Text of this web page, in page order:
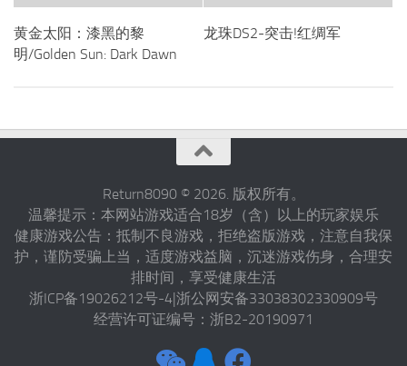
黄金太阳：漆黑的黎
明/Golden Sun: Dark Dawn
龙珠DS2-突击!红绸军
Return8090 © 2026. 版权所有。
温馨提示：本网站游戏适合18岁（含）以上的玩家娱乐
健康游戏公告：抵制不良游戏，拒绝盗版游戏，注意自我保
护，谨防受骗上当，适度游戏益脑，沉迷游戏伤身，合理安
排时间，享受健康生活
浙ICP备19026212号-4|浙公网安备33038302330909号
经营许可证编号：浙B2-20190971